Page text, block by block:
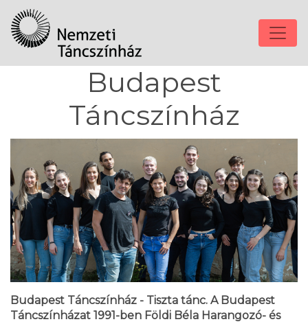
Budapest
Táncszínház
Budapest Táncszínház - Tiszta tánc. A Budapest
Táncszínházat 1991-ben Földi Béla Harangozó- és